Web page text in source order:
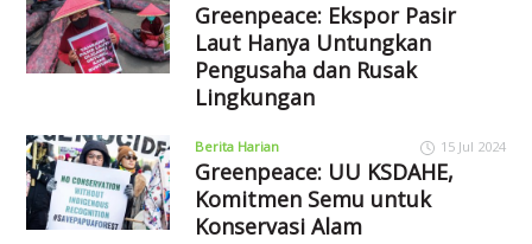
Greenpeace: Ekspor Pasir
Laut Hanya Untungkan
Pengusaha dan Rusak
Lingkungan
Berita Harian 15 Jul 2024
Greenpeace: UU KSDAHE,
Komitmen Semu untuk
Konservasi Alam